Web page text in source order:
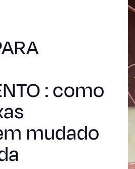
: como
mudado